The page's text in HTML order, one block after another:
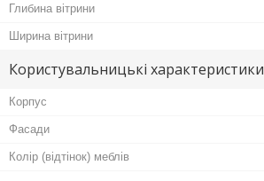
Глибина вітрини
Ширина вітрини
Користувальницькі характеристики
Корпус
Фасади
Колір (відтінок) меблів